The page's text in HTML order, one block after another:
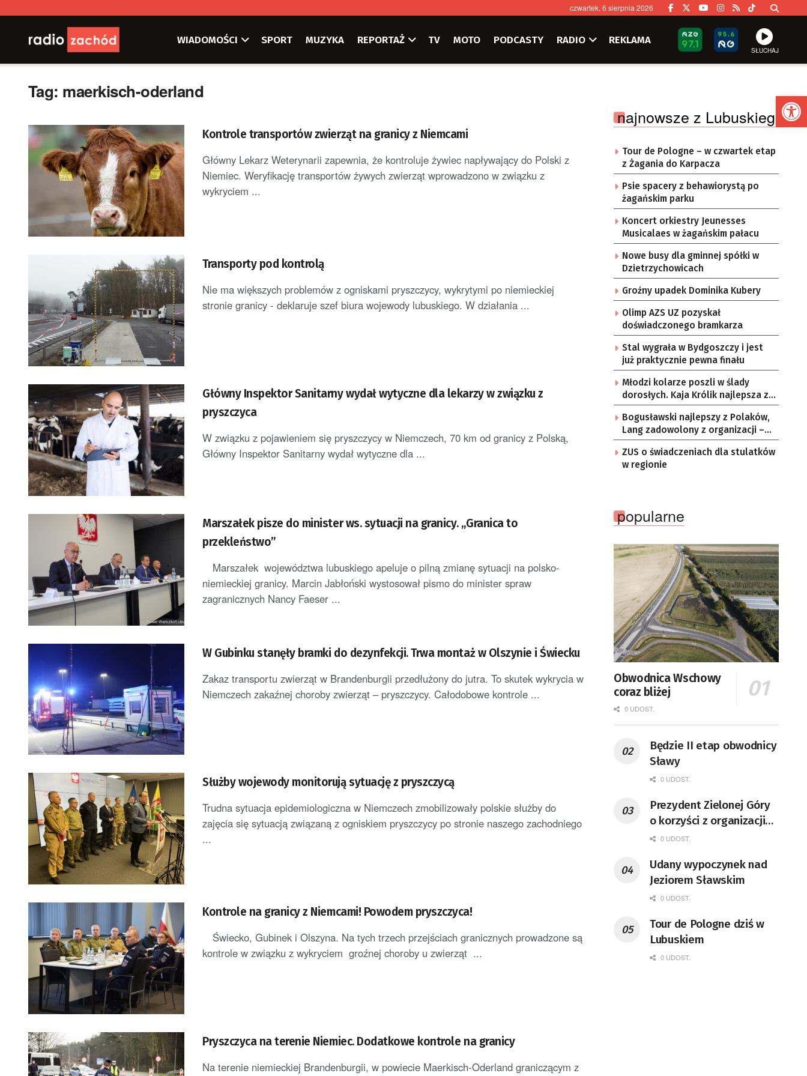
czwartek, 6 sierpnia 2026
WIADOMOŚCI SPORT MUZYKA REPORTAŻ TV MOTO PODCASTY RADIO REKLAMA
SŁUCHAJ
Tag: maerkisch-oderland
Kontrole transportów zwierząt na granicy z Niemcami
Główny Lekarz Weterynarii zapewnia, że kontroluje żywiec napływający do Polski z
Niemiec. Weryfikację transportów żywych zwierząt wprowadzono w związku z
wykryciem ...
Transporty pod kontrolą
Nie ma większych problemów z ogniskami pryszczycy, wykrytymi po niemieckiej
stronie granicy - deklaruje szef biura wojewody lubuskiego. W działania ...
Główny Inspektor Sanitarny wydał wytyczne dla lekarzy w związku z
pryszczyca
W związku z pojawieniem się pryszczycy w Niemczech, 70 km od granicy z Polską,
Główny Inspektor Sanitarny wydał wytyczne dla ...
Marszałek pisze do minister ws. sytuacji na granicy. „Granica to
przekleństwo”
Marszałek województwa lubuskiego apeluje o pilną zmianę sytuacji na polsko-
niemieckiej granicy. Marcin Jabłoński wystosował pismo do minister spraw
zagranicznych Nancy Faeser ...
W Gubinku stanęły bramki do dezynfekcji. Trwa montaż w Olszynie i Świecku
Zakaz transportu zwierząt w Brandenburgii przedłużony do jutra. To skutek wykrycia w
Niemczech zakaźnej choroby zwierząt – pryszczycy. Całodobowe kontrole ...
Służby wojewody monitorują sytuację z pryszczycą
Trudna sytuacja epidemiologiczna w Niemczech zmobilizowały polskie służby do
zajęcia się sytuacją związaną z ogniskiem pryszczycy po stronie naszego zachodniego
...
Kontrole na granicy z Niemcami! Powodem pryszczyca!
Świecko, Gubinek i Olszyna. Na tych trzech przejściach granicznych prowadzone są
kontrole w związku z wykryciem groźnej choroby u zwierząt ...
Pryszczyca na terenie Niemiec. Dodatkowe kontrole na granicy
Na terenie niemieckiej Brandenburgii, w powiecie Maerkisch-Oderland graniczącym z
najnowsze z Lubuskiego
Tour de Pologne – w czwartek etap
z Żagania do Karpacza
Psie spacery z behawiorystą po
żagańskim parku
Koncert orkiestry Jeunesses
Musicalaes w żagańskim pałacu
Nowe busy dla gminnej spółki w
Dzietrzychowicach
Groźny upadek Dominika Kubery
Olimp AZS UZ pozyskał
doświadczonego bramkarza
Stal wygrała w Bydgoszczy i jest
już praktycznie pewna finału
Młodzi kolarze poszli w ślady
dorosłych. Kaja Królik najlepsza z
Lubuszanek w Tour de Pologne
Junior
Bogusławski najlepszy z Polaków,
Lang zadowolony z organizacji –
komentarze po 3. etapie Tour de
Pologne
ZUS o świadczeniach dla stulatków
w regionie
popularne
Obwodnica Wschowy
coraz bliżej
0 UDOST.
Będzie II etap obwodnicy
Sławy
0 UDOST.
Prezydent Zielonej Góry
o korzyści z organizacji
mety Tour de Pologne
0 UDOST.
Udany wypoczynek nad
Jeziorem Sławskim
0 UDOST.
Tour de Pologne dziś w
Lubuskiem
0 UDOST.